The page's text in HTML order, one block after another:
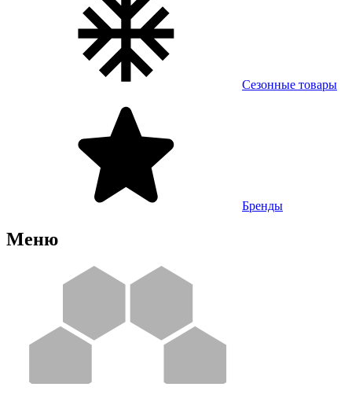
Сезонные товары
Бренды
Меню